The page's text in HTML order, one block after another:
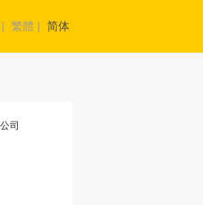
| 繁體 | 简体